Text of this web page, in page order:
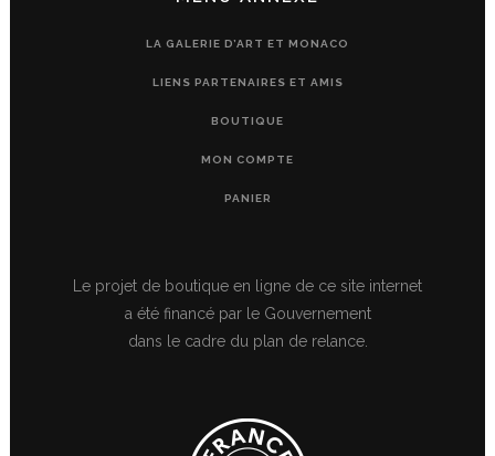
LA GALERIE D’ART ET MONACO
LIENS PARTENAIRES ET AMIS
BOUTIQUE
MON COMPTE
PANIER
Le projet de boutique en ligne de ce site internet
a été financé par le Gouvernement
dans le cadre du plan de relance.